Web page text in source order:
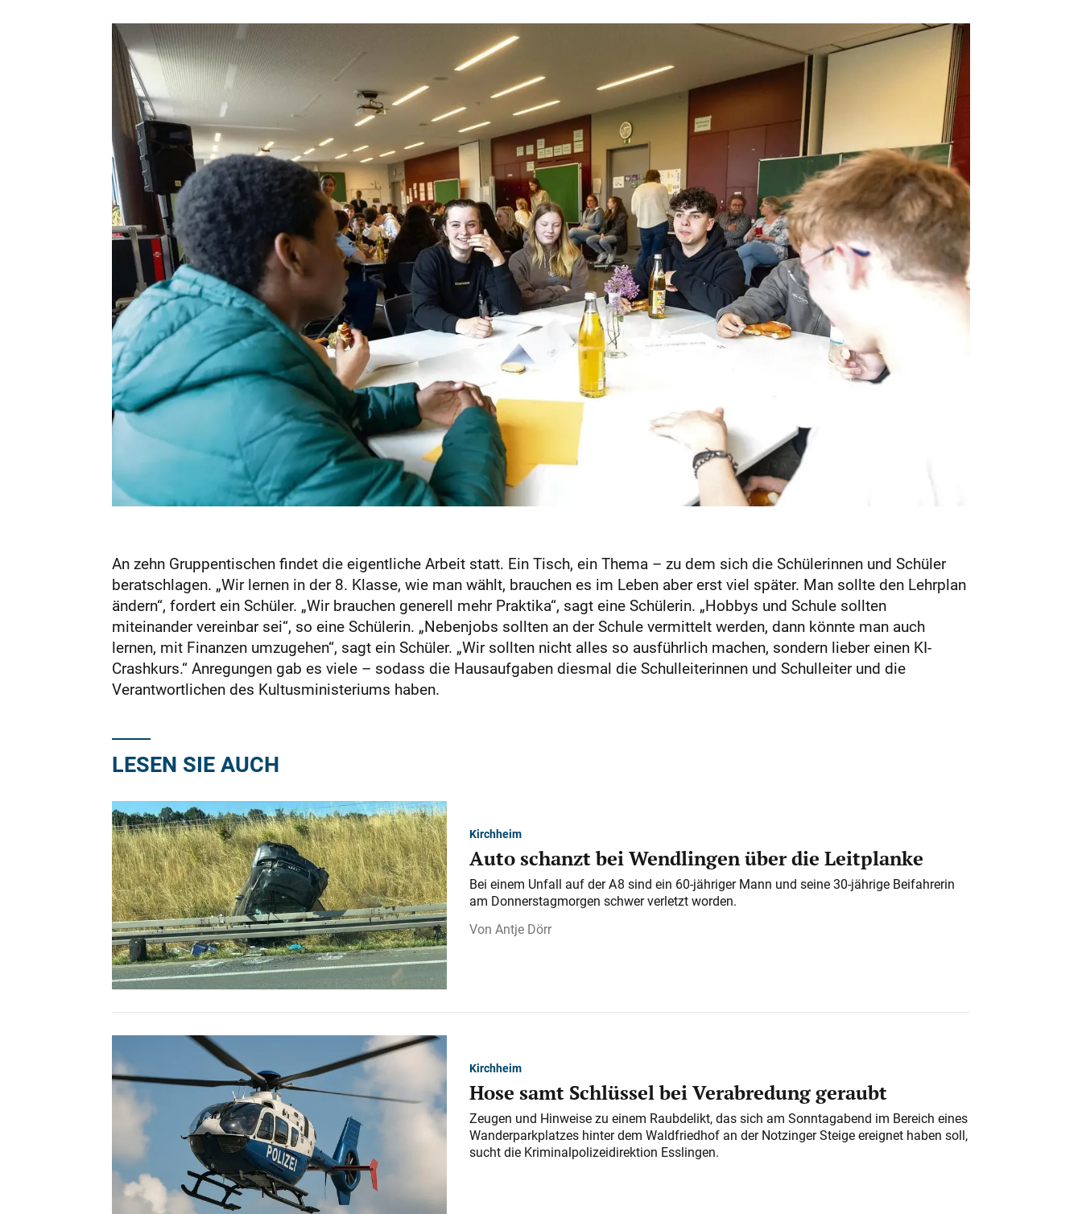
An zehn Gruppentischen findet die eigentliche Arbeit statt. Ein Tisch, ein Thema – zu dem sich die Schülerinnen und Schüler
beratschlagen. „Wir lernen in der 8. Klasse, wie man wählt, brauchen es im Leben aber erst viel später. Man sollte den Lehrplan
ändern“, fordert ein Schüler. „Wir brauchen generell mehr Praktika“, sagt eine Schülerin. „Hobbys und Schule sollten
miteinander vereinbar sei“, so eine Schülerin. „Nebenjobs sollten an der Schule vermittelt werden, dann könnte man auch
lernen, mit Finanzen umzugehen“, sagt ein Schüler. „Wir sollten nicht alles so ausführlich machen, sondern lieber einen KI-
Crashkurs.“ Anregungen gab es viele – sodass die Hausaufgaben diesmal die Schulleiterinnen und Schulleiter und die
Verantwortlichen des Kultusministeriums haben.
LESEN SIE AUCH
Kirchheim
Auto schanzt bei Wendlingen über die Leitplanke
Bei einem Unfall auf der A 8 sind ein 60-jähriger Mann und seine 30-jährige Beifahrerin
am Donnerstagmorgen schwer verletzt worden.
Antje Dörr
Kirchheim
Hose samt Schlüssel bei Verabredung geraubt
Zeugen und Hinweise zu einem Raubdelikt, das sich am Sonntagabend im Bereich eines
Wanderparkplatzes hinter dem Waldfriedhof an der Notzinger Steige ereignet haben soll,
sucht die Kriminalpolizeidirektion Esslingen.